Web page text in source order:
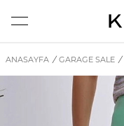
ANASAYFA / GARAGE SALE /